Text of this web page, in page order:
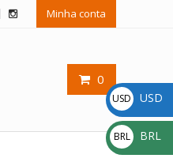
Minha conta
0
USD
$
USD
BRL
R$
BRL